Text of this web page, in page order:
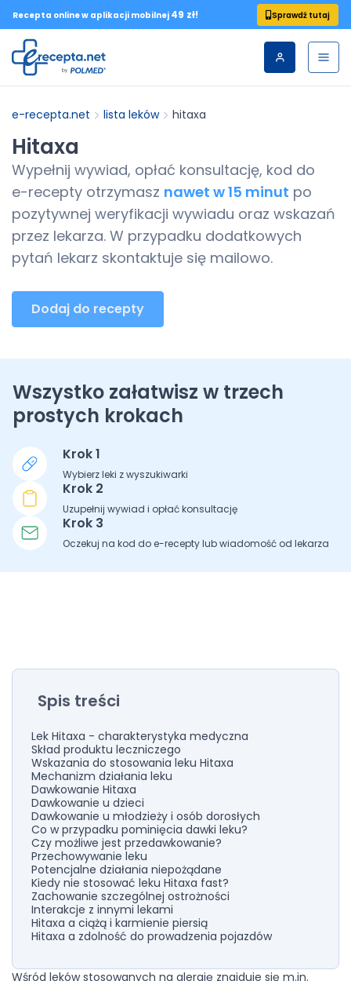
Recepta online w aplikacji mobilnej 49 zł! Sprawdź tutaj
e-recepta.net lista leków hitaxa
Hitaxa
Wypełnij wywiad, opłać konsultację, kod do
e-recepty otrzymasz nawet w 15 minut po
pozytywnej weryfikacji wywiadu oraz wskazań
przez lekarza. W przypadku dodatkowych
pytań lekarz skontaktuje się mailowo.
Dodaj do recepty
Wszystko załatwisz w trzech
prostych krokach
Krok 1
Wybierz leki z wyszukiwarki
Krok 2
Uzupełnij wywiad i opłać konsultację
Krok 3
Oczekuj na kod do e-recepty lub wiadomość od lekarza
Wśród leków stosowanych na alergię znajduje się m.in.
Spis treści
Lek Hitaxa - charakterystyka medyczna
Skład produktu leczniczego
Wskazania do stosowania leku Hitaxa
Mechanizm działania leku
Dawkowanie Hitaxa
Dawkowanie u dzieci
Dawkowanie u młodzieży i osób dorosłych
Co w przypadku pominięcia dawki leku?
Czy możliwe jest przedawkowanie?
Przechowywanie leku
Potencjalne działania niepożądane
Kiedy nie stosować leku Hitaxa fast?
Zachowanie szczególnej ostrożności
Interakcje z innymi lekami
Hitaxa a ciążą i karmienie piersią
Hitaxa a zdolność do prowadzenia pojazdów